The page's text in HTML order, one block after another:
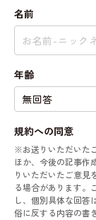
名前
年齢
規約への同意
※お送りいただいた
ほか、今後の記事
りいただいたご意見
る場合があります
し、個別具体な回
俗に反する内容の書